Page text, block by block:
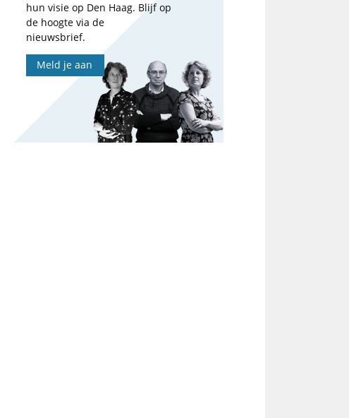
hun visie op Den Haag. Blijf op
de hoogte via de
nieuwsbrief.
Meld je aan